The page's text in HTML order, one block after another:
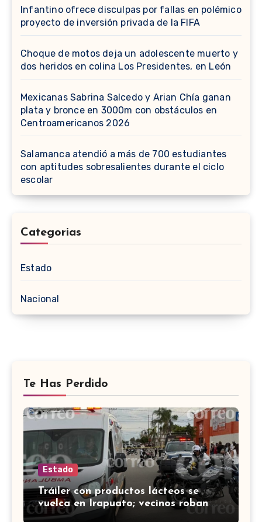
Infantino ofrece disculpas por fallas en polémico
proyecto de inversión privada de la FIFA
Choque de motos deja un adolescente muerto y
dos heridos en colina Los Presidentes, en León
Mexicanas Sabrina Salcedo y Arian Chía ganan
plata y bronce en 3000m con obstáculos en
Centroamericanos 2026
Salamanca atendió a más de 700 estudiantes
con aptitudes sobresalientes durante el ciclo
escolar
Categorias
Estado
Nacional
Te Has Perdido
Estado
Tráiler con productos lácteos se
vuelca en Irapuato; vecinos roban
carga en lugar de auxiliar a heridos